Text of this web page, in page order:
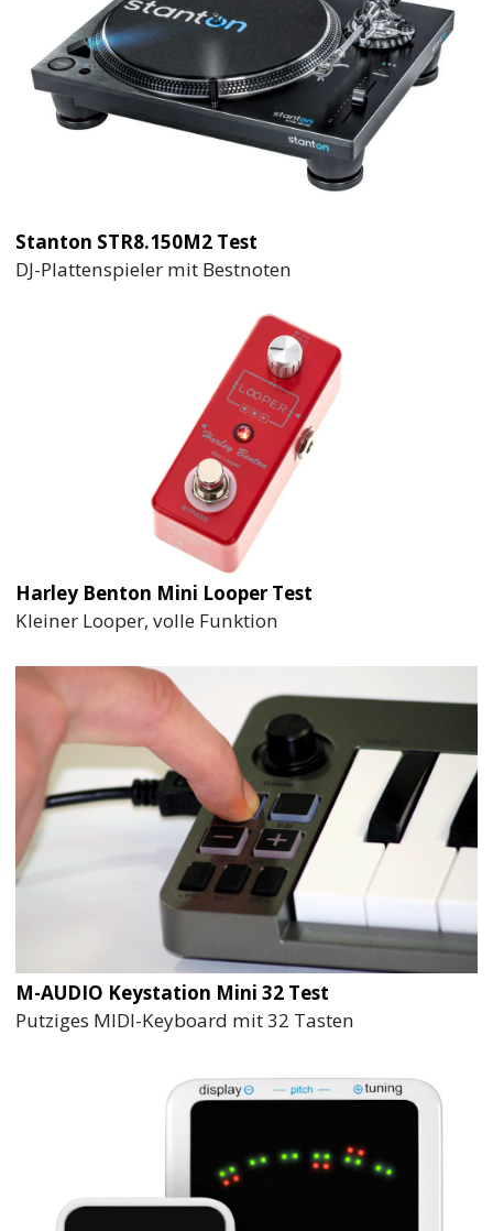
Stanton STR8.150M2 Test
DJ-Plattenspieler mit Bestnoten
Harley Benton Mini Looper Test
Kleiner Looper, volle Funktion
M-AUDIO Keystation Mini 32 Test
Putziges MIDI-Keyboard mit 32 Tasten